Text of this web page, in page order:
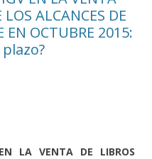
ALCANCES DE
EN OCTUBRE 2015:
LA VENTA DE LIBROS